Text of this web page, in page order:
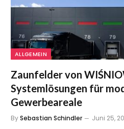
ALLGEMEIN
Zaunfelder von
Systemlösungen für
Gewerbeareale
BySebastian Schindler Juni 25,